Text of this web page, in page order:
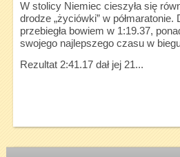
W stolicy Niemiec cieszyła się
drodze „życiówki” w półmaratonie.
przebiegła bowiem w 1:19.37,
swojego najlepszego czasu w
Rezultat 2:41.17 dał jej 21...